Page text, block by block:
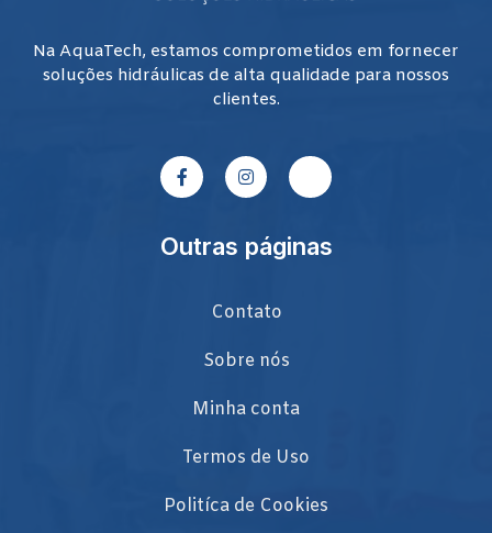
Na AquaTech, estamos comprometidos em fornecer
soluções hidráulicas de alta qualidade para nossos
clientes.
Outras páginas
Contato
Sobre nós
Minha conta
Termos de Uso
Politíca de Cookies